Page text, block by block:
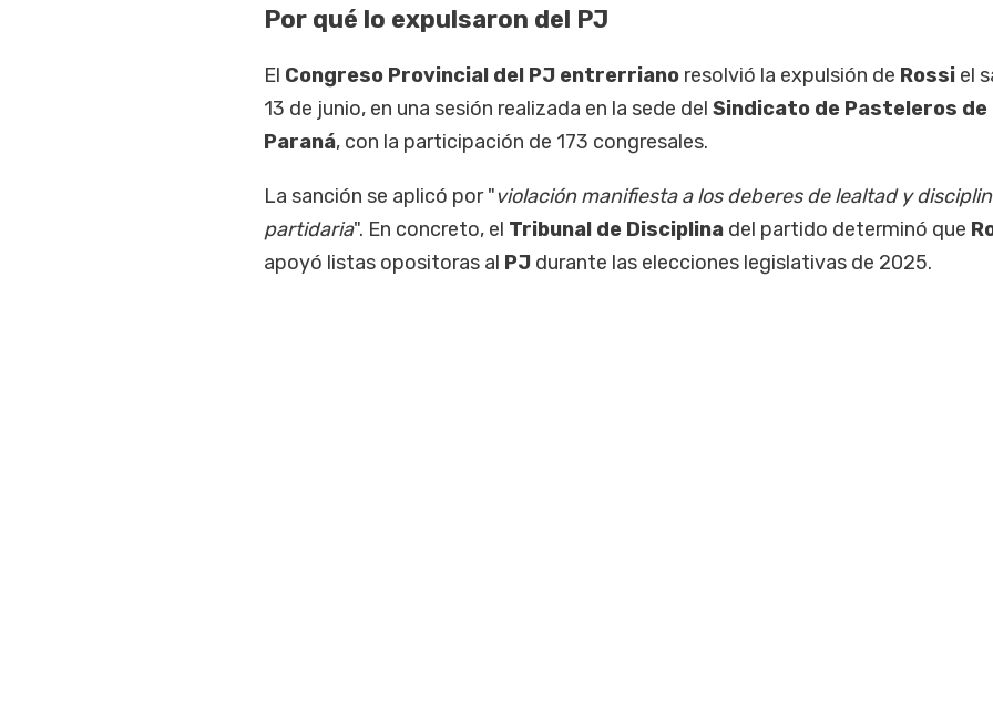
Por qué lo expulsaron del PJ
El Congreso Provincial del PJ entrerrianoresolvió la expulsión de Rossiel
13 de junio, en una sesión realizada en la sede del Sindicato de Pasteleros de
Paraná, con la participación de 173 congresales.
La sanción se aplicó por "violación manifiesta a los deberes de lealtad y
partidaria". En concreto, el Tribunal de Disciplina del partido determinó que
apoyó listas opositoras al PJ durante las elecciones legislativas de 2025.